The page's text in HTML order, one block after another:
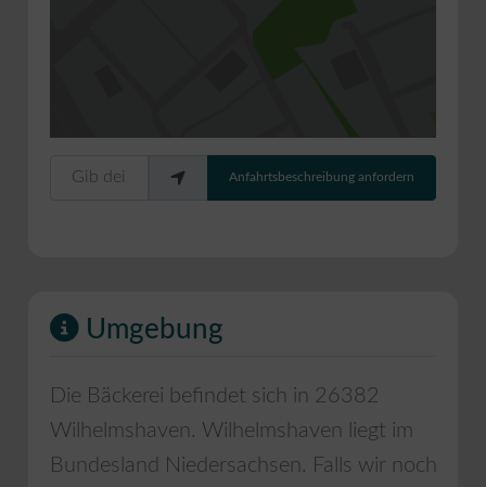
Gib deinen Standort ein.
Anfahrtsbeschreibung anfordern
Umgebung
Die Bäckerei befindet sich in 26382
Wilhelmshaven . Wilhelmshaven liegt im
Bundesland Niedersachsen . Falls wir noch